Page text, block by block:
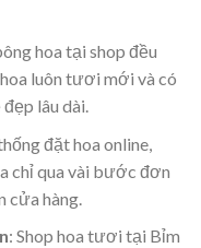
hoa tại shop đều
luôn tươi mới và có
lâu dài.
đặt hoa online,
chỉ qua vài bước đơn
cửa hàng.
: Shop hoa tươi tại Bỉm